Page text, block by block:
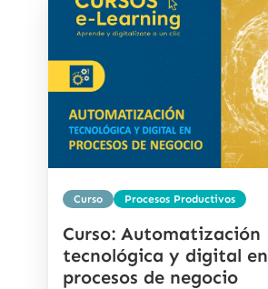
Curso Procesos Productivos
Curso: Automatización
tecnológica y digital en
procesos de negocio